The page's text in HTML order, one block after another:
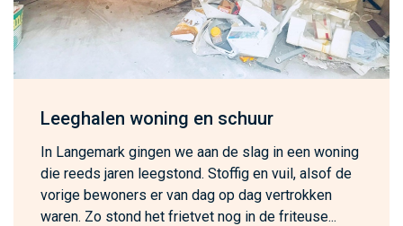
Leeghalen woning en schuur
In Langemark gingen we aan de slag in een woning
die reeds jaren leegstond. Stoffig en vuil, alsof de
vorige bewoners er van dag op dag vertrokken
waren. Zo stond het frietvet nog in de friteuse...